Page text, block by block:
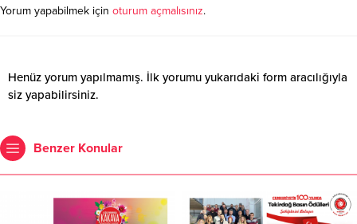
Yorum yapabilmek için oturum açmalısınız.
Henüz yorum yapılmamış. İlk yorumu yukarıdaki form aracılığıyla
siz yapabilirsiniz.
Benzer Konular